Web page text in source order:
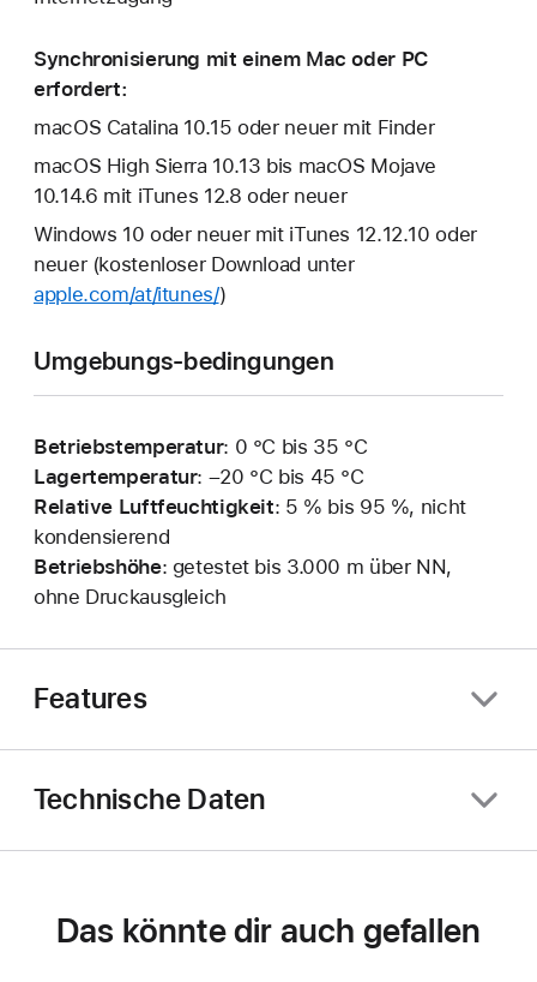
Synchronisierung mit einem Mac oder PC
erfordert:
macOS Catalina 10.15 oder neuer mit Finder
macOS High Sierra 10.13 bis macOS Mojave
10.14.6 mit iTunes 12.8 oder neuer
Windows 10 oder neuer mit iTunes 12.12.10 oder
neuer (kostenloser Download unter
apple.com/at/itunes/)
Umgebungs-bedingungen
Betriebstemperatur: 0 °C bis 35 °C
Lagertemperatur: –20 °C bis 45 °C
Relative Luftfeuchtigkeit: 5 % bis 95 %, nicht
kondensierend
Betriebshöhe: getestet bis 3.000 m über NN,
ohne Druckausgleich
Features
Technische Daten
Das könnte dir auch gefallen